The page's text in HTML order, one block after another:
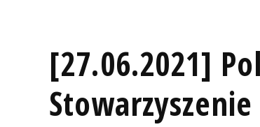
[27.06.2021]
Stowarzyszenie